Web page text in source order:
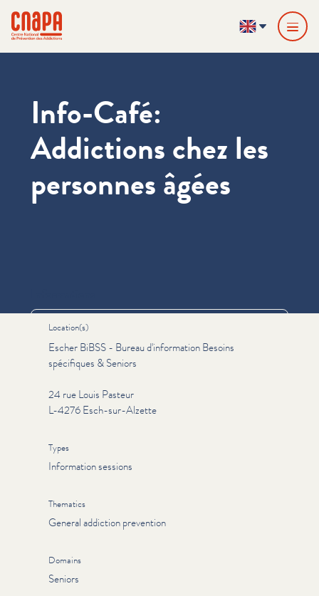
cnapa
EN
Info-Café:
Addictions chez les
personnes âgées
Location(s)
Escher BiBSS - Bureau d'information Besoins
spécifiques & Seniors
24 rue Louis Pasteur
L-4276 Esch-sur-Alzette
Types
Information sessions
Thematics
General addiction prevention
Domains
Seniors